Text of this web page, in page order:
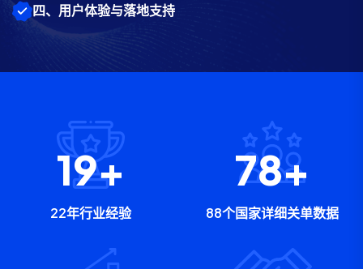
四、用户体验与落地支持
22+
22年行业经验
88+
88个国家详细关单数据